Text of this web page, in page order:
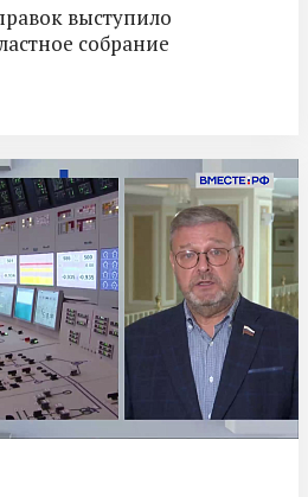
выступило
собрание